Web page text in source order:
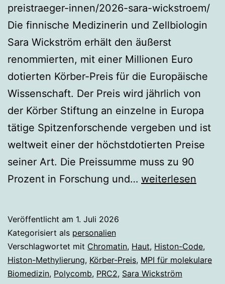
preistraeger-innen/2026-sara-wickstroem/
Die finnische Medizinerin und Zellbiologin
Sara Wickström erhält den äußerst
renommierten, mit einer Millionen Euro
dotierten Körber-Preis für die Europäische
Wissenschaft. Der Preis wird jährlich von
der Körber Stiftung an einzelne in Europa
tätige Spitzenforschende vergeben und ist
weltweit einer der höchstdotierten Preise
seiner Art. Die Preissumme muss zu 90
Prozent in Forschung und… Sara
Preis
2026
weiterlesen
Veröffentlicht am 1. Juli 2026
Kategorisiert als personalien
Verschlagwortet mit Chromatin, Haut, Histon-Code,
Histon-Methylierung, Körber-Preis, MPI für molekulare
Biomedizin, Polycomb, PRC2, Sara Wickström